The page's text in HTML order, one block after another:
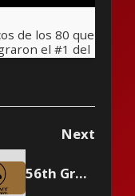
de los 80 que
el #1 del
- Parte 5 - 🎸
Next
56th Grammy Awards nominees to unveiled on November 15